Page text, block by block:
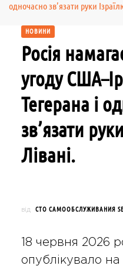
одночасно зв’язати руки
НОВИНИ
Росія
угоду
Тегерана і
зв’язати
Лівані.
від СТО САМООБСЛУЖИВАНИЯ
18 червня 2026
опублікувало на